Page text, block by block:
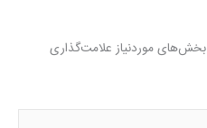
بخش‌های موردنیاز علامت‌گذاری